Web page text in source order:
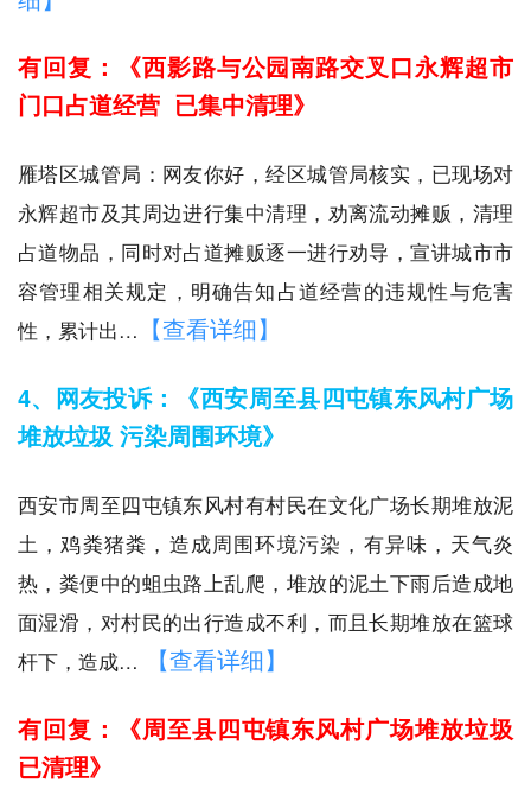
有回复：《西影路与公园南路交叉口永辉超市
门口占道经营 已集中清理》
雁塔区城管局：网友你好，经区城管局核实，已现场对
永辉超市及其周边进行集中清理，劝离流动摊贩，清理
占道物品，同时对占道摊贩逐一进行劝导，宣讲城市市
容管理相关规定，明确告知占道经营的违规性与危害
性，累计出… 【查看详细】
4、网友投诉：《西安周至县四屯镇东风村广场
堆放垃圾 污染周围环境》
西安市周至四屯镇东风村有村民在文化广场长期堆放泥
土，鸡粪猪粪，造成周围环境污染，有异味，天气炎
热，粪便中的蛆虫路上乱爬，堆放的泥土下雨后造成地
面湿滑，对村民的出行造成不利，而且长期堆放在篮球
杆下，造成…
【查看详细】
有回复：《周至县四屯镇东风村广场堆放垃圾
已清理》